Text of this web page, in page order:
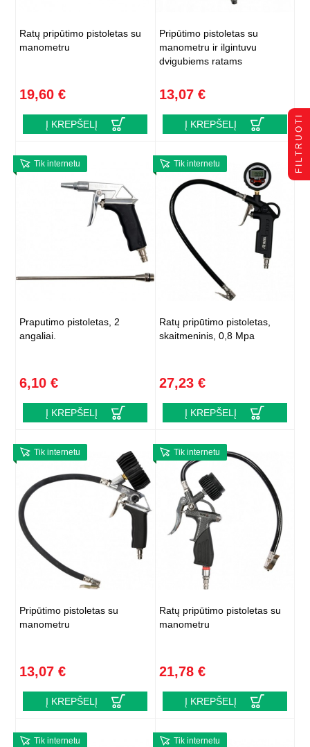
Ratų pripūtimo pistoletas su
manometru
19,60 €
Į KREPŠELĮ
Pripūtimo pistoletas su
manometru ir ilgintuvu
dvigubiems ratams
13,07 €
Į KREPŠELĮ
Tik internetu
Praputimo pistoletas, 2
angaliai.
6,10 €
Į KREPŠELĮ
Tik internetu
Ratų pripūtimo pistoletas,
skaitmeninis, 0,8 Mpa
27,23 €
Į KREPŠELĮ
Tik internetu
Pripūtimo pistoletas su
manometru
13,07 €
Į KREPŠELĮ
Tik internetu
Ratų pripūtimo pistoletas su
manometru
21,78 €
Į KREPŠELĮ
Tik internetu Tik internetu
FILTRUOTI